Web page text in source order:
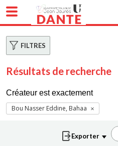
FILTRES
Résultats de recherche
Créateur est exactement
Bou Nasser Eddine, Bahaa